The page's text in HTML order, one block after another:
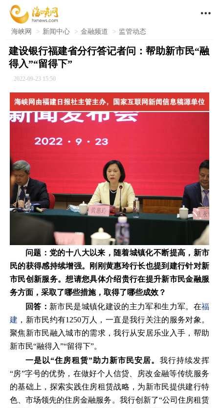

海峡网 > 新闻中心 > 金融频道 > 监管动态
建设银行福建省分行答记者问：帮助新市民“融
得入”“留得下”
2022-09-23 15:50
问题：党的十八大以来，随着城镇化不断提高，新市
民的获得感持续增强。
刚刚黄惠玲行长也提到建行针对新
市民创新服务。想请您具体介绍贵行在提升新市民金融服
务方面，采取了哪些措施，取得了哪些成效？
回答： 新市民是城镇化建设的主力军和生力军。在福
建 ，新市民约有1250万人，一直是我行关注的服务对象。
聚焦新市民融入城市的需求，我行从安居乐业入手，帮助
新市民“融得入”“留得下”。
一是以“住房租赁”助力新市民安居。 我行持续发挥
“房”字号的优势，在做好个人信贷、房改金融等传统服务
的基础上，探索实践住房租赁战略，为新市民提供建行特
色、市场领先的住房金融服务。我行创新了“公司住房租赁